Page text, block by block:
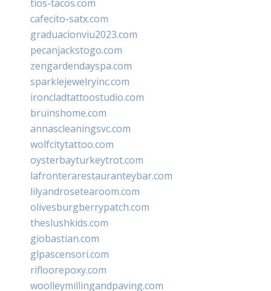
tios-tacos.com
cafecito-satx.com
graduacionviu2023.com
pecanjackstogo.com
zengardendayspa.com
sparklejewelryinc.com
ironcladtattoostudio.com
bruinshome.com
annascleaningsvc.com
wolfcitytattoo.com
oysterbayturkeytrot.com
lafronterarestauranteybar.com
lilyandrosetearoom.com
olivesburgberrypatch.com
theslushkids.com
giobastian.com
glpascensori.com
rifloorepoxy.com
woolleymillingandpaving.com